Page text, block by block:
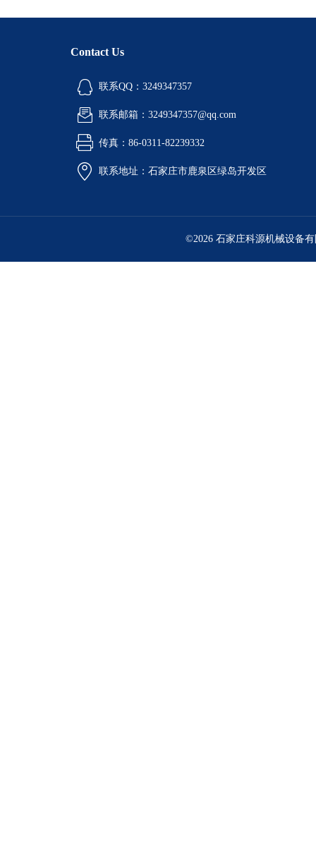
Contact Us
联系QQ：3249347357
联系邮箱：3249347357@qq.com
传真：86-0311-82239332
联系地址：石家庄市鹿泉区绿岛开发区
©2026 石家庄科源机械设备